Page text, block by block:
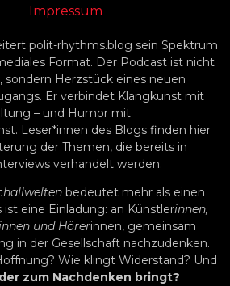
Impressum
polit-rhythms.blog sein Spektrum
Format. Der Podcast ist nicht
Herzstück eines neuen
Er verbindet Klangkunst mit
– und Humor mit
Leser*innen des Blogs finden hier
der Themen, die bereits in
verhandelt werden.
bedeutet mehr als einen
eine Einladung: an Künstlerinnen,
und Hörerinnen, gemeinsam
in der Gesellschaft nachzudenken.
Wie klingt Widerstand? Und
zum Nachdenken bringt?